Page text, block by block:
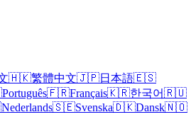
🇭🇰繁體中文🇯🇵日本語🇪🇸
Português🇫🇷Français🇰🇷한국어🇷🇺
Nederlands🇸🇪Svenska🇩🇰Dansk🇳🇴